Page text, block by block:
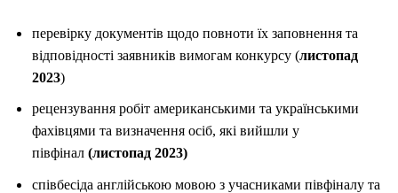
перевірку документів щодо повноти їх заповнення та
відповідності заявників вимогам конкурсу (листопад
2023)
рецензування робіт американськими та українськими
фахівцями та визначення осіб, які вийшли у
півфінал (листопад 2023)
співбесіда англійською мовою з учасниками півфіналу та